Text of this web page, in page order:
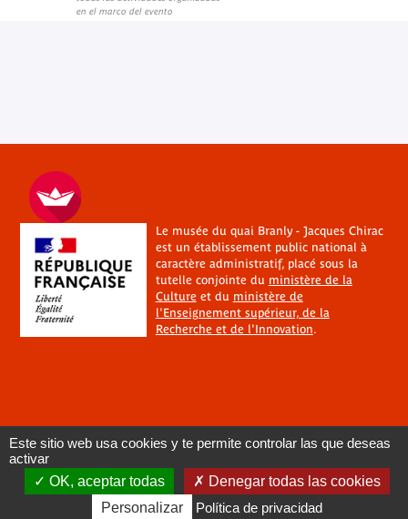
en el marco del evento
Le musée du quai Branly - Jacques Chirac
est un établissement public national à
caractère administratif, placé sous la
tutelle conjointe du ministère de la
Cultureet du ministère de
l'Enseignement supérieur, de la
Recherche et de l'Innovation.
Este sitio web usa cookies y te permite controlar las que deseas
activar
OK, aceptar todas
Denegar todas las cookies
Personalizar
Política de privacidad